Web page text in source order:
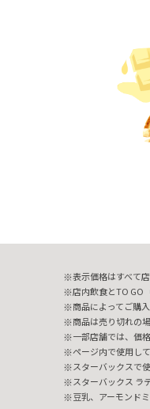
表示価格はすべて
店内飲食とTO GO
商品によってご購
商品は売り切れの
一部店舗では、価
ページ内で使用し
スターバックスで
スターバックス ラ
豆乳、アーモンド